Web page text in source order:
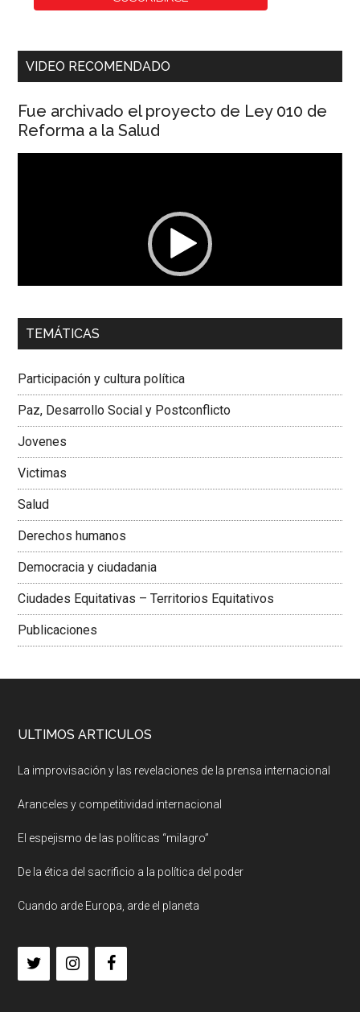
VIDEO RECOMENDADO
Fue archivado el proyecto de Ley 010 de
Reforma a la Salud
00:00 01:04
Dra. Carolina Corcho Mejía,Presidenta Corporación
Colombiana
TEMÁTICAS
Participación y cultura política
Paz, Desarrollo Social y Postconflicto
Jovenes
Victimas
Salud
Derechos humanos
Democracia y ciudadania
Ciudades Equitativas – Territorios Equitativos
Publicaciones
ULTIMOS ARTICULOS
La improvisación y las revelaciones de la prensa internacional
Aranceles y competitividad internacional
El espejismo de las políticas “milagro”
De la ética del sacrificio a la política del poder
Cuando arde Europa, arde el planeta